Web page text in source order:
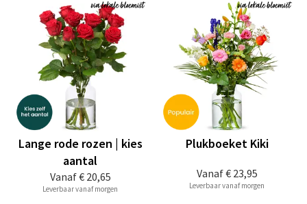
Vanaf€ 20,65
Lange rode rozen | kies
aantal
Leverbaar vanaf morgen
Vanaf€ 23,95
Plukboeket Kiki
Leverbaar vanaf morgen